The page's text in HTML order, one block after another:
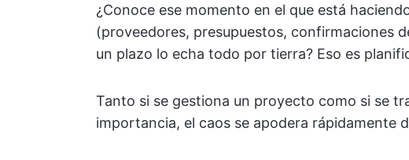
¿Conoce ese momento en el que está
(proveedores, presupuestos, confirmaciones
un plazo lo echa todo por tierra? Eso es
Tanto si se gestiona un proyecto como si se
importancia, el caos se apodera rápidamente